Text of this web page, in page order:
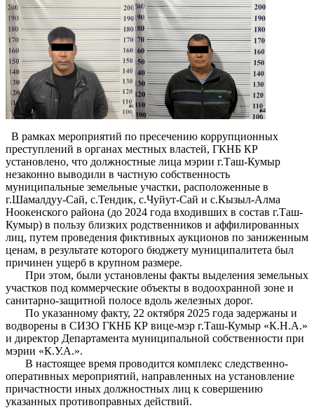
В рамках мероприятий по пресечению коррупционных
преступлений в органах местных властей, ГКНБ КР
установлено, что должностные лица мэрии г.Таш-Кумыр
незаконно выводили в частную собственность
муниципальные земельные участки, расположенные в
г.Шамалдуу-Сай, с.Тендик, с.Чуйут-Сай и с.Кызыл-Алма
Ноокенского района (до 2024 года входивших в состав г.Таш-
Кумыр) в пользу близких родственников и аффилированных
лиц, путем проведения фиктивных аукционов по заниженным
ценам, в результате которого бюджету муниципалитета был
причинен ущерб в крупном размере.
При этом, были установлены факты выделения земельных
участков под коммерческие объекты в водоохранной зоне и
санитарно-защитной полосе вдоль железных дорог.
По указанному факту, 22 октября 2025 года задержаны и
водворены в СИЗО ГКНБ КР вице-мэр г.Таш-Кумыр «К.Н.А.»
и директор Департамента муниципальной собственности при
мэрии «К.У.А.».
В настоящее время проводится комплекс следственно-
оперативных мероприятий, направленных на установление
причастности иных должностных лиц к совершению
указанных противоправных действий.